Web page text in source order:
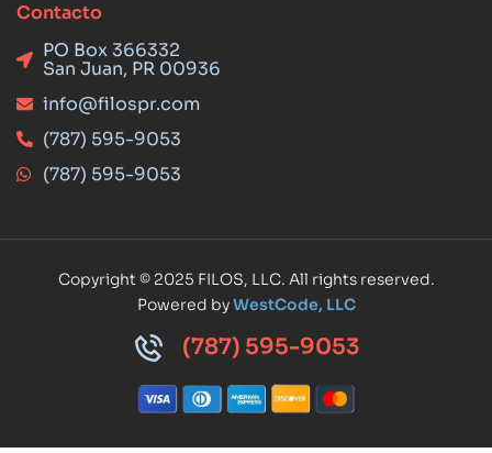
Contacto
PO Box 366332
San Juan, PR 00936
info@filospr.com
(787) 595-9053
(787) 595-9053
Copyright © 2025 FILOS, LLC. All rights reserved.
Powered byWestCode, LLC
(787) 595-9053